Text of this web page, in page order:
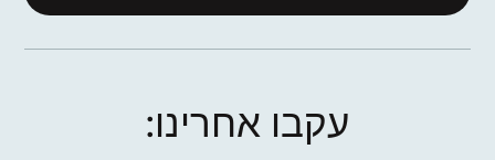
עקבו אחרינו: